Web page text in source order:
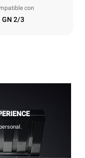
con
GN 2/3